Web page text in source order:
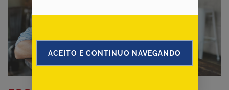
ACEITO E CONTINUO NAVEGANDO